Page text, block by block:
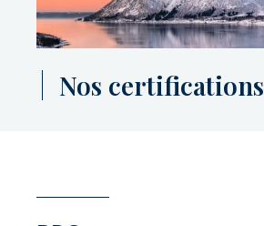
Nos certifications